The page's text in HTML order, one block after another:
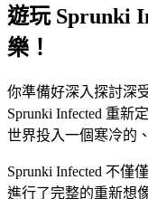
遊玩 Sprunki
樂！
你準備好深入探討深
Sprunki Infected 重新
世界投入一個寒冷的
Sprunki Infected 不僅
進行了完整的重新想